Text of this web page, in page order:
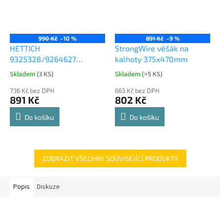
990 Kč –10 %
HETTICH
9325328/9264627
Comfort Spin 360° otočná
police 8kg
Průměrné
produktu
je
4,8
Skladem (3 KS)
736 Kč bez DPH
891 Kč
Do košíku
891 Kč –9 %
StrongWire věšák na
kalhoty 375x470mm
Průměrné
produktu
je
4,8
Skladem (>5 KS)
663 Kč bez DPH
802 Kč
Do košíku
ZOBRAZIT VŠECHNY SOUVISEJÍCÍ PRODUKTY
Popis Diskuze